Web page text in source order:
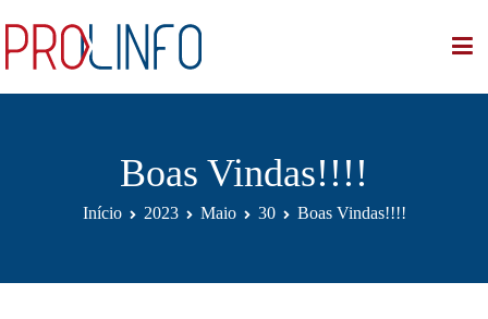
PROLINFO/UPE
Boas Vindas!!!!
Início 2023 Maio 30 Boas Vindas!!!!